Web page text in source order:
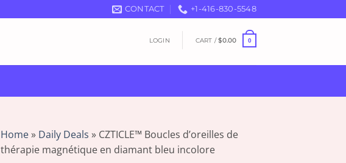
CONTACT +1-416-830-5548
LOGIN CART /$0.00 0
Home» Daily Deals » CZTICLE™ Boucles d’oreilles de
thérapie magnétique en diamant bleu incolore